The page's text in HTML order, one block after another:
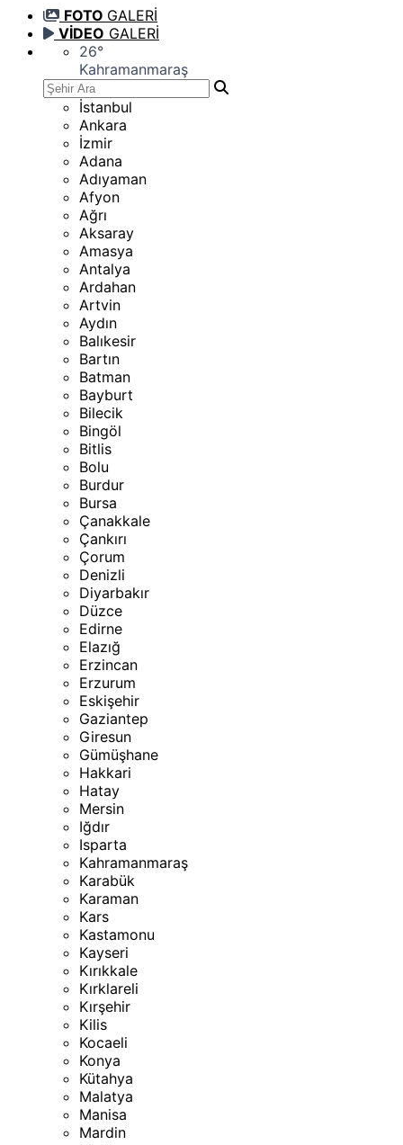
FOTO GALERİ
VİDEO GALERİ
26°
Kahramanmaraş
İstanbul
Ankara
İzmir
Adana
Adıyaman
Afyon
Ağrı
Aksaray
Amasya
Antalya
Ardahan
Artvin
Aydın
Balıkesir
Bartın
Batman
Bayburt
Bilecik
Bingöl
Bitlis
Bolu
Burdur
Bursa
Çanakkale
Çankırı
Çorum
Denizli
Diyarbakır
Düzce
Edirne
Elazığ
Erzincan
Erzurum
Eskişehir
Gaziantep
Giresun
Gümüşhane
Hakkari
Hatay
Mersin
Iğdır
Isparta
Kahramanmaraş
Karabük
Karaman
Kars
Kastamonu
Kayseri
Kırıkkale
Kırklareli
Kırşehir
Kilis
Kocaeli
Konya
Kütahya
Malatya
Manisa
Mardin